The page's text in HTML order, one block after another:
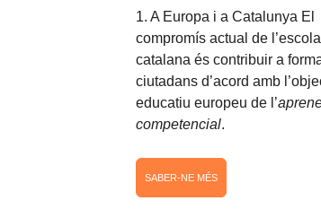
1. A Europa i a Catalunya El
compromís actual de l’escola
catalana és contribuir a
ciutadans d’acord amb
educatiu europeu de l’
competencial.
SABER-NE MÉS